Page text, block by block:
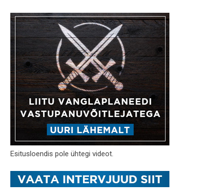
Esitusloendis pole ühtegi videot.